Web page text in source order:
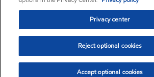
Privacy center
Reject optional cookies
Accept optional cookies